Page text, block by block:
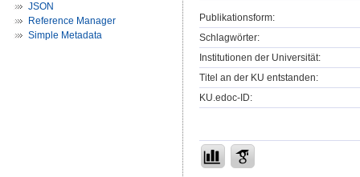
JSON
Reference Manager
Simple Metadata
Publikationsform:
Schlagwörter:
Institutionen der Universität:
Titel an der KU entstanden:
KU.edoc-ID: